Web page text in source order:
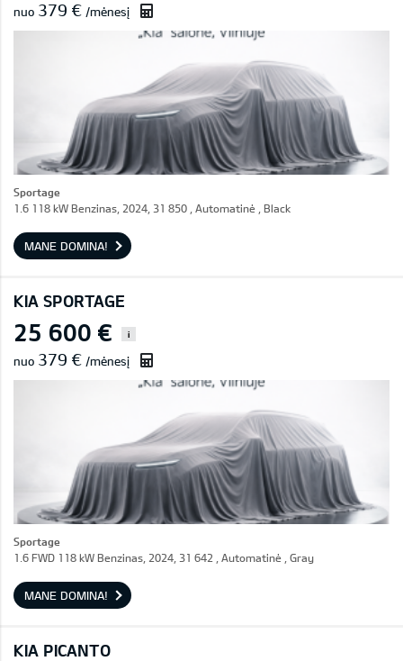
nuo 379 € /mėnesį
Sportage
1.6 118 kW Benzinas, 2024, 31 850 , Automatinė , Black
MANE DOMINA!
KIA SPORTAGE
25 600 € i
nuo 379 € /mėnesį
Sportage
1.6 FWD 118 kW Benzinas, 2024, 31 642 , Automatinė , Gray
MANE DOMINA!
KIA PICANTO